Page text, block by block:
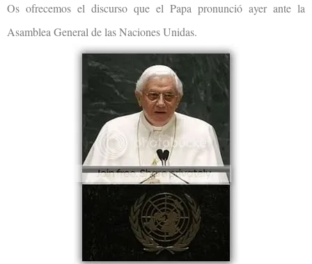
Os ofrecemos el discurso que el Papa pronunció ayer ante la
Asamblea General de las Naciones Unidas.